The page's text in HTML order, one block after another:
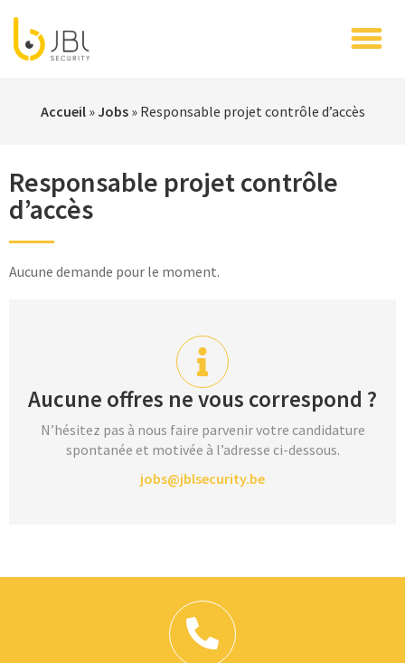
Accueil»Jobs» Responsable projet contrôle d’accès
Responsable projet contrôle
d’accès
Aucune demande pour le moment.
Aucune offres ne vous correspond ?
N’hésitez pas à nous faire parvenir votre candidature
spontanée et motivée à l’adresse ci-dessous.
jobs@jblsecurity.be